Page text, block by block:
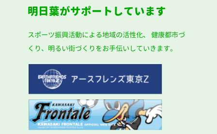
明日葉がサポートしています
スポーツ振興活動による地域の活性化、 健康都市づ
くり、明るい街づくりをお手伝いしていきます。